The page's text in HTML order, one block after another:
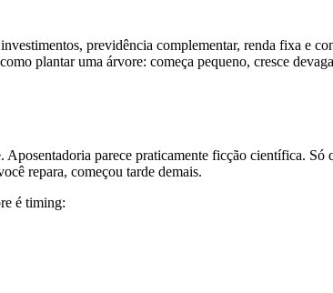
previdência complementar, renda fixa e
plantar uma árvore: começa pequeno, cresce
parece praticamente ficção científica.
repara, começou tarde demais.
é timing: